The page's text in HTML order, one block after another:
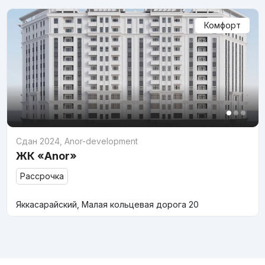
Комфорт
Сдан 2024, Anor-development
ЖК «Anor»
Рассрочка
Яккасарайский, Малая кольцевая дорога 20